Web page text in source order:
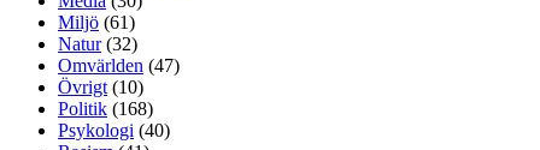
Miljö (61)
Natur(32)
Omvärlden (47)
Övrigt (10)
Politik (168)
Psykologi (40)